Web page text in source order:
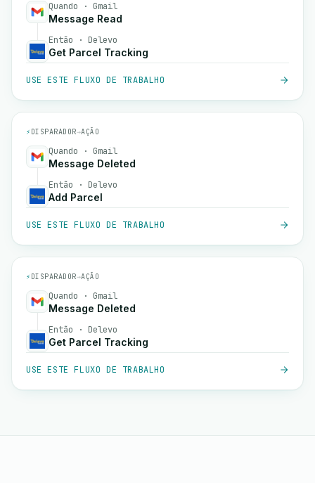
Quando · Gmail
Message Read
Então · Delevo
Get Parcel Tracking
USE ESTE FLUXO DE TRABALHO
⚡ DISPARADOR→AÇÃO
Quando · Gmail
Message Deleted
Então · Delevo
Add Parcel
USE ESTE FLUXO DE TRABALHO
⚡ DISPARADOR→AÇÃO
Quando · Gmail
Message Deleted
Então · Delevo
Get Parcel Tracking
USE ESTE FLUXO DE TRABALHO